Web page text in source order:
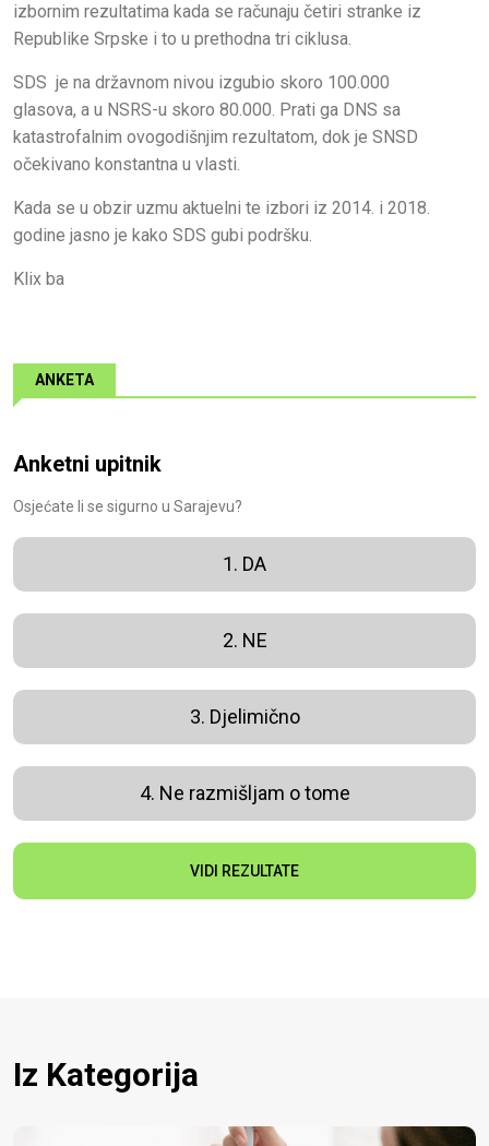
izbornim rezultatima kada se računaju četiri stranke iz
Republike Srpske i to u prethodna tri ciklusa.
SDS je na državnom nivou izgubio skoro 100.000
glasova, a u NSRS-u skoro 80.000. Prati ga DNS sa
katastrofalnim ovogodišnjim rezultatom, dok je SNSD
očekivano konstantna u vlasti.
Kada se u obzir uzmu aktuelni te izbori iz 2014. i 2018.
godine jasno je kako SDS gubi podršku.
Klix ba
ANKETA
Anketni upitnik
Osjećate li se sigurno u Sarajevu?
1. DA
2. NE
3. Djelimično
4. Ne razmišljam o tome
VIDI REZULTATE
Iz Kategorija